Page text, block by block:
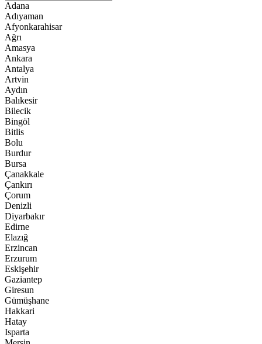
Adana
Adıyaman
Afyonkarahisar
Ağrı
Amasya
Ankara
Antalya
Artvin
Aydın
Balıkesir
Bilecik
Bingöl
Bitlis
Bolu
Burdur
Bursa
Çanakkale
Çankırı
Çorum
Denizli
Diyarbakır
Edirne
Elazığ
Erzincan
Erzurum
Eskişehir
Gaziantep
Giresun
Gümüşhane
Hakkari
Hatay
Isparta